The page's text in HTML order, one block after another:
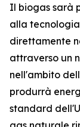
Il biogas sarà
alla
direttamente
attraverso un
nell'ambito
produrrà
standard